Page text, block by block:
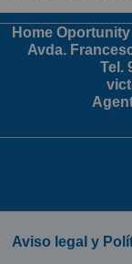
Home
Avda.
Tel.
Aviso legal y